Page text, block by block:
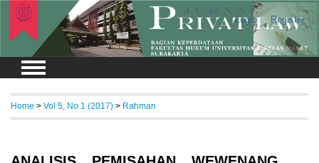
Login Register
Home > Vol 5, No 1 (2017) > Rahman